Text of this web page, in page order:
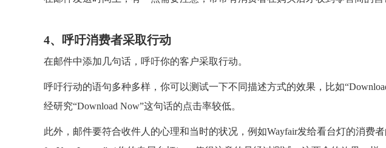
4、呼吁消费者采取行动
在邮件中添加几句话，呼吁你的客户采取行动。
呼吁行动的语句多种多样，你可以测试一下不同描述方式的效果，比如
经研究“Download Now”这句话的点击率较低。
此外，邮件要符合收件人的心理和当时的状况，例如Wayfair发给看台灯的消费